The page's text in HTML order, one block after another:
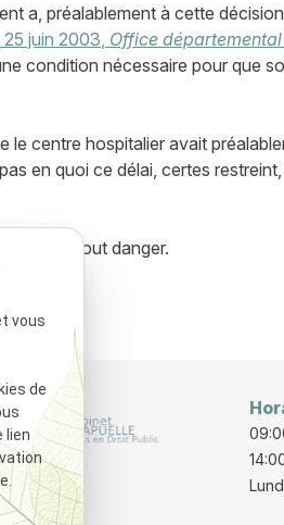
a, préalablement à cette
25 juin 2003, Office
condition nécessaire pour que
le centre hospitalier avait
en quoi ce délai, certes restreint,
de tout danger.
vous
de
lien